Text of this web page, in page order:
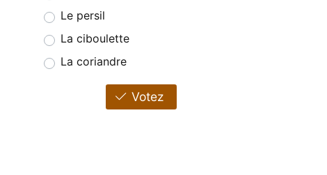
Le persil
La ciboulette
La coriandre
Votez